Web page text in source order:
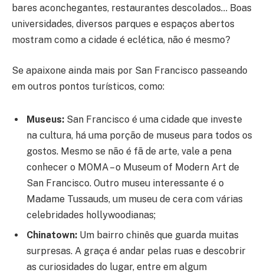
bares aconchegantes, restaurantes descolados… Boas
universidades, diversos parques e espaços abertos
mostram como a cidade é eclética, não é mesmo?
Se apaixone ainda mais por San Francisco passeando
em outros pontos turísticos, como:
Museus: San Francisco é uma cidade que investe
na cultura, há uma porção de museus para todos os
gostos. Mesmo se não é fã de arte, vale a pena
conhecer o MOMA – o Museum of Modern Art de
San Francisco. Outro museu interessante é o
Madame Tussauds, um museu de cera com várias
celebridades hollywoodianas;
Chinatown: Um bairro chinês que guarda muitas
surpresas. A graça é andar pelas ruas e descobrir
as curiosidades do lugar, entre em algum